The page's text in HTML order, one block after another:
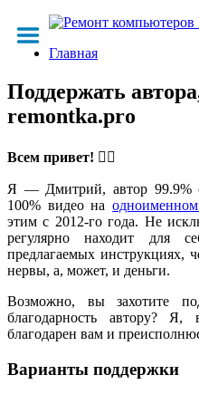
Главная
Поддержать
remontka.pro
Всем привет! 🙋‍♂️
Я — Дмитрий, автор 99.9%
100% видео на
этим с 2012-го года. Не
регулярно находит для
предлагаемых инструкциях,
нервы, а, может, и деньги.
Возможно, вы захотите
благодарность автору?
благодарен вам и
Варианты поддержки